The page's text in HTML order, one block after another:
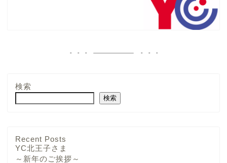
検索
検索
Recent Posts
YC北王子さま
～新年のご挨拶～